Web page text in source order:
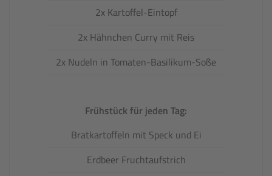
2x Kartoffel-Eintopf
2x Hähnchen Curry mit Reis
2x Nudeln in Tomaten-Basilikum-Soße
Frühstück für jeden Tag:
Bratkartoffeln mit Speck und Ei
Erdbeer Fruchtaufstrich